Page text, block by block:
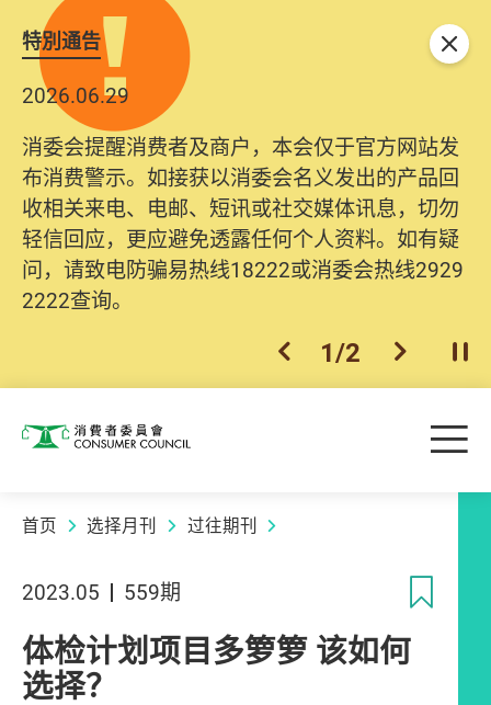
特別通告
2026.06.29
消委会提醒消费者及商户，本会仅于官方网站发
布消费警示。如接获以消委会名义发出的产品回
收相关来电、电邮、短讯或社交媒体讯息，切勿
轻信回应，更应避免透露任何个人资料。如有疑
问，请致电防骗易热线18222或消委会热线2929
2222查询。
上一个
1/2 下一个开
关闭
消费者委员会 目
首页 选择月刊 过往期刊
2023.05 559期
体检计划项目多箩箩 该如何
选择？